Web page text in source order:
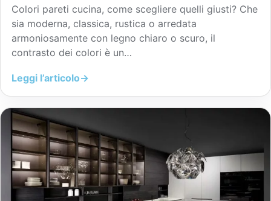
Colori pareti cucina, come scegliere quelli giusti? Che
sia moderna, classica, rustica o arredata
armoniosamente con legno chiaro o scuro, il
contrasto dei colori è un…
Leggi l’articolo→